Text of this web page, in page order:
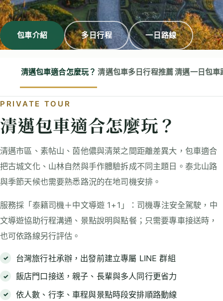
包車介紹 多日行程 一日路線
清邁包車適合怎麼玩？ 清邁包車多日行程推薦清邁一日包車
PRIVATE TOUR
清邁包車適合怎麼玩？
清邁市區、素帖山、茵他儂與清萊之間距離差異大，包車適合
把古城文化、山林自然與手作體驗拆成不同主題日。泰北山路
與季節天候也需要熟悉路況的在地司機安排。
服務採「泰籍司機＋中文導遊 1+1」：司機專注安全駕駛，中
文導遊協助行程溝通、景點說明與點餐；只需要專車接送時，
也可依路線另行評估。
台灣旅行社承辦，出發前建立專屬 LINE 群組
飯店門口接送，親子、長輩與多人同行更省力
依人數、行李、車程與景點時段安排順路動線